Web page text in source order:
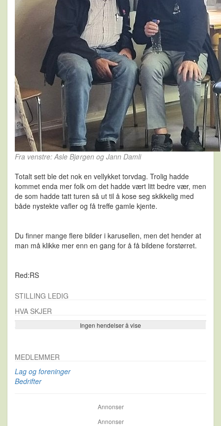
Fra venstre: Asle Bjørgen og Jann Damli
Totalt sett ble det nok en vellykket torvdag. Trolig hadde
kommet enda mer folk om det hadde vært litt bedre vær, men
de som hadde tatt turen så ut til å kose seg skikkelig med
både nystekte vafler og få treffe gamle kjente.
Du finner mange flere bilder i karusellen, men det hender at
man må klikke mer enn en gang for å få bildene forstørret.
Red:RS
STILLING LEDIG
HVA SKJER
Ingen hendelser å vise
Se flere…
MEDLEMMER
Lag og foreninger
Bedrifter
Annonser
Annonser